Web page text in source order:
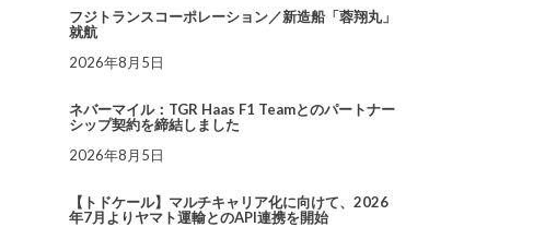
フジトランスコーポレーション／新造船「蓉翔丸」
就航
2026年8月5日
ネバーマイル：TGR Haas F1 Teamとのパートナー
シップ契約を締結しました
2026年8月5日
【トドケール】マルチキャリア化に向けて、2026
年7月よりヤマト運輸とのAPI連携を開始